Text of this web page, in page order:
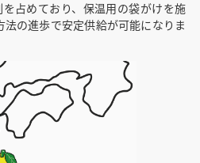
占めており、保温用の袋がけを施
の進歩で安定供給が可能になりま